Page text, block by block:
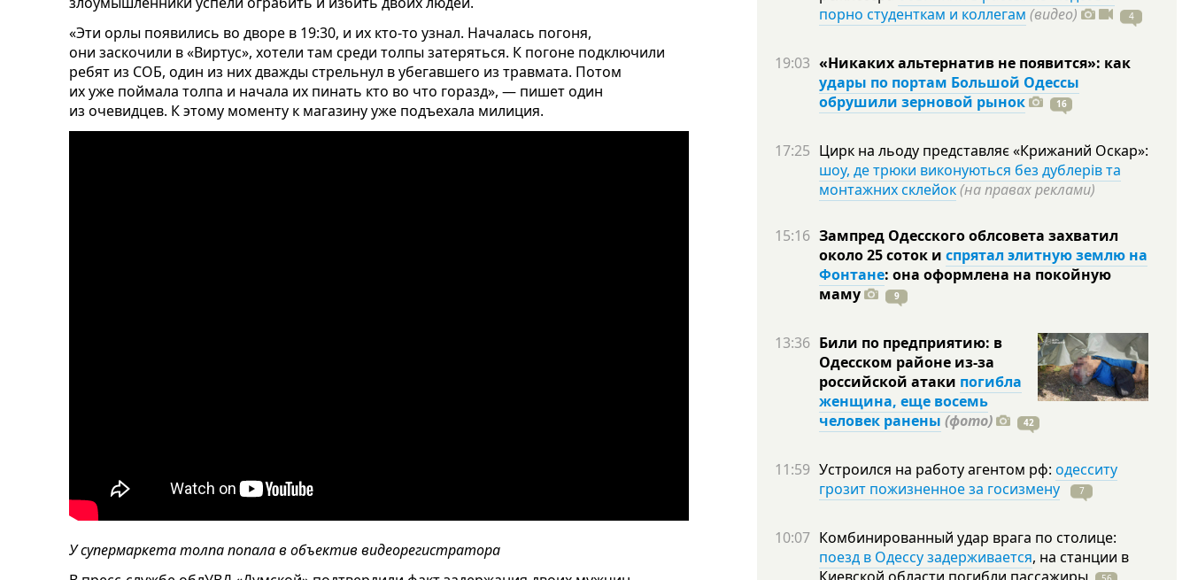
«Эти орлы появились во дворе в 19:30, и их кто-то узнал. Началась погоня,
они заскочили в «Виртус», хотели там среди толпы затеряться. К погоне подключили
ребят из СОБ, один из них дважды стрельнул в убегавшего из травмата. Потом
их уже поймала толпа и начала их пинать кто во что горазд», — пишет один
из очевидцев. К этому моменту к магазину уже подъехала милиция.
У супермаркета толпа попала в объектив видеорегистратора
порно студенткам и коллегам (видео) 4
19:03 «Никаких альтернатив не появится»: как
удары по портам Большой Одессы
обрушили зерновой рынок
16
17:25 Цирк на льоду представляє «Крижаний Оскар»:
шоу, де трюки виконуються без дублерів та
монтажних склейок(на правах реклами)
15:16 Зампред Одесского облсовета захватил
около 25 соток и спрятал элитную землю на
Фонтане: она оформлена на покойную
маму
9
13:36 Били по предприятию: в
Одесском районе из-за
российской атаки погибла
женщина, еще восемь
человек ранены (фото) 42
11:59 Устроился на работу агентом рф: одесситу
грозит пожизненное за госизмену
7
10:07 Комбинированный удар врага по столице:
поезд в Одессу задерживается, на станции в